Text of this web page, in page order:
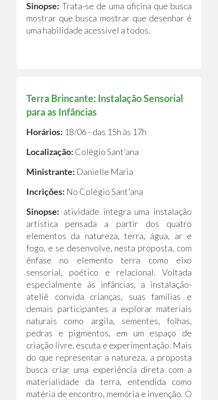
Sinopse: Trata-se de uma oficina que busca
mostrar que busca mostrar que desenhar é
uma habilidade acessível a todos.
Terra Brincante: Instalação Sensorial
para as Infâncias
Horários: 18/06 - das 15h às 17h
Localização: Colégio Sant'ana
Ministrante: Danielle Maria
Incrições: No Colégio Sant'ana
Sinopse: atividade integra uma instalação
artística pensada a partir dos quatro
elementos da natureza, terra, água, ar e
fogo, e se desenvolve, nesta proposta, com
ênfase no elemento terra como eixo
sensorial, poético e relacional. Voltada
especialmente às infâncias, a instalação-
ateliê convida crianças, suas famílias e
demais participantes a explorar materiais
naturais como argila, sementes, folhas,
pedras e pigmentos, em um espaço de
criação livre, escuta e experimentação. Mais
do que representar a natureza, a proposta
busca criar uma experiência direta com a
materialidade da terra, entendida como
matéria de encontro, memória e invenção. O